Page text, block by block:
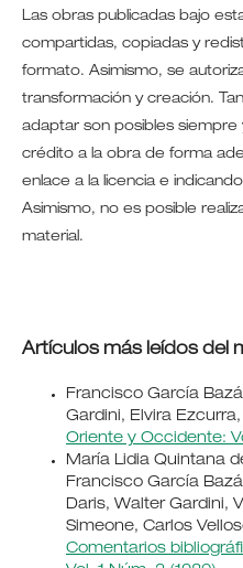
Las obras publicadas bajo
compartidas, copiadas y
formato. Asimismo, se
transformación y creación.
adaptar son posibles
crédito a la obra de forma
enlace a la licencia e
Asimismo, no es posible
material.
Artículos más leídos del
Francisco García
Gardini, Elvira Ezcurra,
Oriente y Occidente:
María Lidia Quintana
Francisco García
Daris, Walter Gardini,
Simeone, Carlos
Comentarios